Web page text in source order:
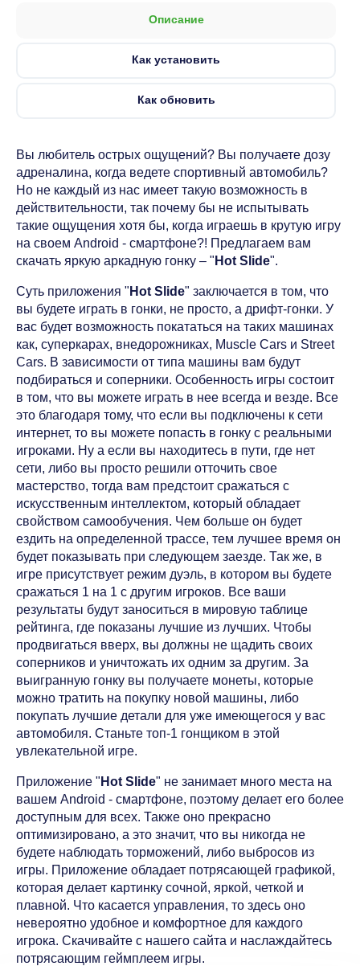
Описание
Как установить
Как обновить
Вы любитель острых ощущений? Вы получаете дозу
адреналина, когда ведете спортивный автомобиль?
Но не каждый из нас имеет такую возможность в
действительности, так почему бы не испытывать
такие ощущения хотя бы, когда играешь в крутую игру
на своем Android - смартфоне?! Предлагаем вам
скачать яркую аркадную гонку – " Hot Slide".
Суть приложения " Hot Slide" заключается в том, что
вы будете играть в гонки, не просто, а дрифт-гонки. У
вас будет возможность покататься на таких машинах
как, суперкарах, внедорожниках, Muscle Cars и Street
Cars. В зависимости от типа машины вам будут
подбираться и соперники. Особенность игры состоит
в том, что вы можете играть в нее всегда и везде. Все
это благодаря тому, что если вы подключены к сети
интернет, то вы можете попасть в гонку с реальными
игроками. Ну а если вы находитесь в пути, где нет
сети, либо вы просто решили отточить свое
мастерство, тогда вам предстоит сражаться с
искусственным интеллектом, который обладает
свойством самообучения. Чем больше он будет
ездить на определенной трассе, тем лучшее время он
будет показывать при следующем заезде. Так же, в
игре присутствует режим дуэль, в котором вы будете
сражаться 1 на 1 с другим игроков. Все ваши
результаты будут заноситься в мировую таблице
рейтинга, где показаны лучшие из лучших. Чтобы
продвигаться вверх, вы должны не щадить своих
соперников и уничтожать их одним за другим. За
выигранную гонку вы получаете монеты, которые
можно тратить на покупку новой машины, либо
покупать лучшие детали для уже имеющегося у вас
автомобиля. Станьте топ-1 гонщиком в этой
увлекательной игре.
Приложение " Hot Slide" не занимает много места на
вашем Android - смартфоне, поэтому делает его более
доступным для всех. Также оно прекрасно
оптимизировано, а это значит, что вы никогда не
будете наблюдать торможений, либо выбросов из
игры. Приложение обладает потрясающей графикой,
которая делает картинку сочной, яркой, четкой и
плавной. Что касается управления, то здесь оно
невероятно удобное и комфортное для каждого
игрока. Скачивайте с нашего сайта и наслаждайтесь
потрясающим геймплеем игры.